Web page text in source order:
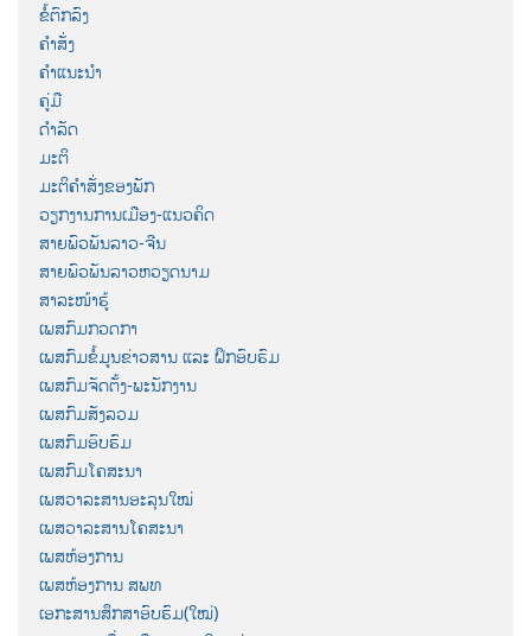
ຂໍ້ຕົກລົງ
ຄຳສັ່ງ
ຄຳແນະນຳ
ຄູ່ມື
ດຳລັດ
ມະຕິ
ມະຕິຄຳສັ່ງຂອງພັກ
ວຽກງານການເມືອງ-ແນວຄິດ
ສາຍພົວພັນລາວ-ຈີນ
ສາຍພົວພັນລາວຫວຽດນາມ
ສາລະໜ້າຮູ້
ເພສກົມກວດກາ
ເພສກົມຂໍ້ມູນຂ່າວສານ ແລະ ຝຶກອົບຮົມ
ເພສກົມຈັດຕັ້ງ-ພະນັກງານ
ເພສກົມສັງລວມ
ເພສກົມອົບຮົມ
ເພສກົມໂຄສະນາ
ເພສວາລະສານອະລຸນໃໝ່
ເພສວາລະສານໂຄສະນາ
ເພສຫ້ອງການ
ເພສຫ້ອງການ ສພທ
ເອກະສານສຶກສາອົບຮົມ(ໃໝ່)